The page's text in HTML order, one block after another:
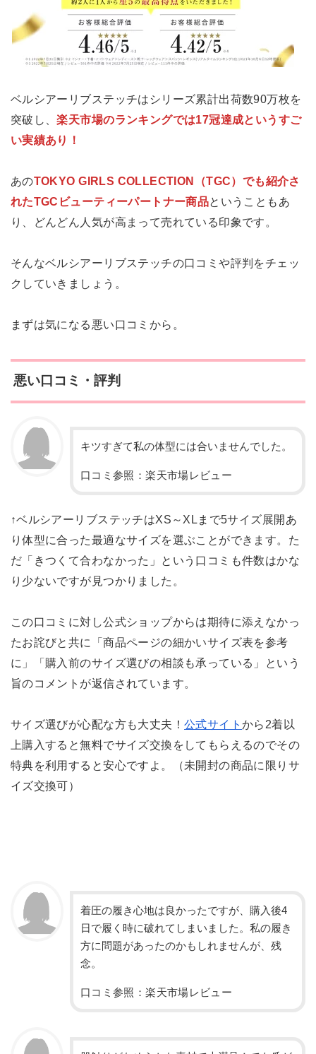
ベルシアーリブステッチはシリーズ累計出荷数90万枚を
突破し、楽天市場のランキングでは17冠達成というすご
い実績あり！
あのTOKYO GIRLS COLLECTION（TGC）でも紹介さ
れたTGCビューティーパートナー商品ということもあ
り、どんどん人気が高まって売れている印象です。
そんなベルシアーリブステッチの口コミや評判をチェッ
クしていきましょう。
まずは気になる悪い口コミから。
悪い口コミ・評判
キツすぎて私の体型には合いませんでした。
口コミ参照：楽天市場レビュー
↑ベルシアーリブステッチはXS～XLまで5サイズ展開あ
り体型に合った最適なサイズを選ぶことができます。た
だ「きつくて合わなかった」という口コミも件数はかな
り少ないですが見つかりました。
この口コミに対し公式ショップからは期待に添えなかっ
たお詫びと共に「商品ページの細かいサイズ表を参考
に」「購入前のサイズ選びの相談も承っている」という
旨のコメントが返信されています。
サイズ選びが心配な方も大丈夫！公式サイトから2着以
上購入すると無料でサイズ交換をしてもらえるのでその
特典を利用すると安心ですよ。（未開封の商品に限りサ
イズ交換可）
着圧の履き心地は良かったですが、購入後4
日で履く時に破れてしまいました。私の履き
方に問題があったのかもしれませんが、残
念。
口コミ参照：楽天市場レビュー